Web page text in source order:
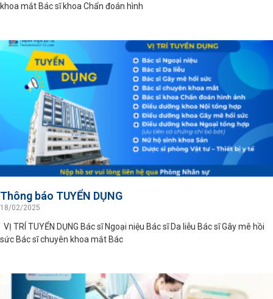
khoa mắt Bác sĩ khoa Chẩn đoán hình
Thông báo TUYỂN DỤNG
18/02/2025
VỊ TRÍ TUYỂN DỤNG Bác sĩ Ngoại niệu Bác sĩ Da liễu Bác sĩ Gây mê hồi
sức Bác sĩ chuyên khoa mắt Bác